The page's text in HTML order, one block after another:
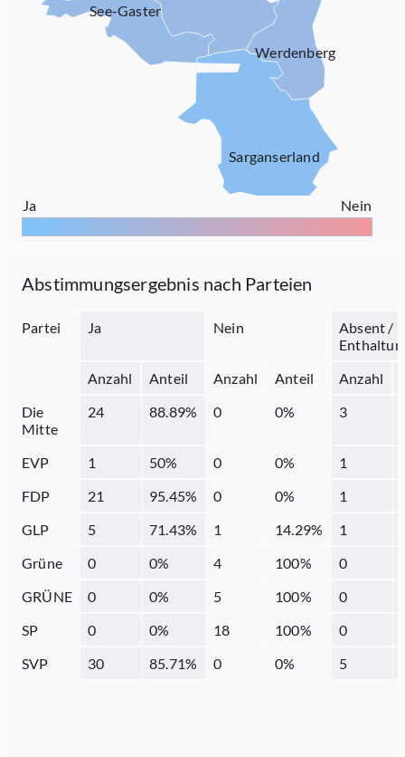
See-Gaster
Sarganserland
Werdenberg
Ja Nein
Abstimmungsergebnis nach Parteien
Partei Ja Nein
Absent /
Anzahl
Anteil Anzahl Anteil Anzahl
Die
Mitte
24 88.89% 0 0% 3
EVP 1 50% 0 0% 1
FDP
21 95.45% 0 0% 1
GLP
5 71.43% 1 14.29% 1
Grüne
0 0% 4 100% 0
GRÜNE
0 0% 5 100% 0
SP
0 0% 18 100% 0
SVP
30 85.71% 0 0% 5